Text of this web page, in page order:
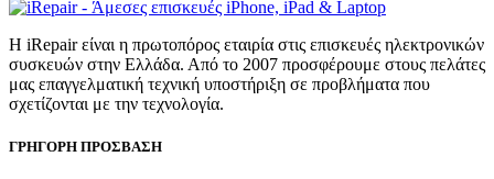
Η iRepair είναι η πρωτοπόρος εταιρία στις επισκευές ηλεκτρονικών
συσκευών στην Ελλάδα. Από το 2007 προσφέρουμε στους πελάτες
μας επαγγελματική τεχνική υποστήριξη σε προβλήματα που
σχετίζονται με την τεχνολογία.
ΓΡΗΓΟΡΗ ΠΡΟΣΒΑΣΗ